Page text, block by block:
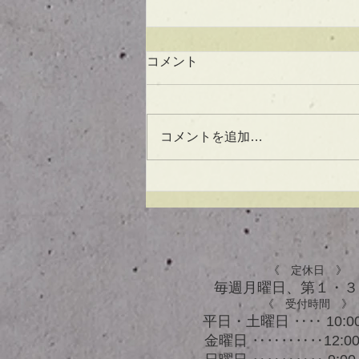
バスオイル★
コメント
コメントを追加…
《 定休日 》
毎週月曜日、​第１・
《 受付時間 》
平日・土曜日 ‥‥
金曜日